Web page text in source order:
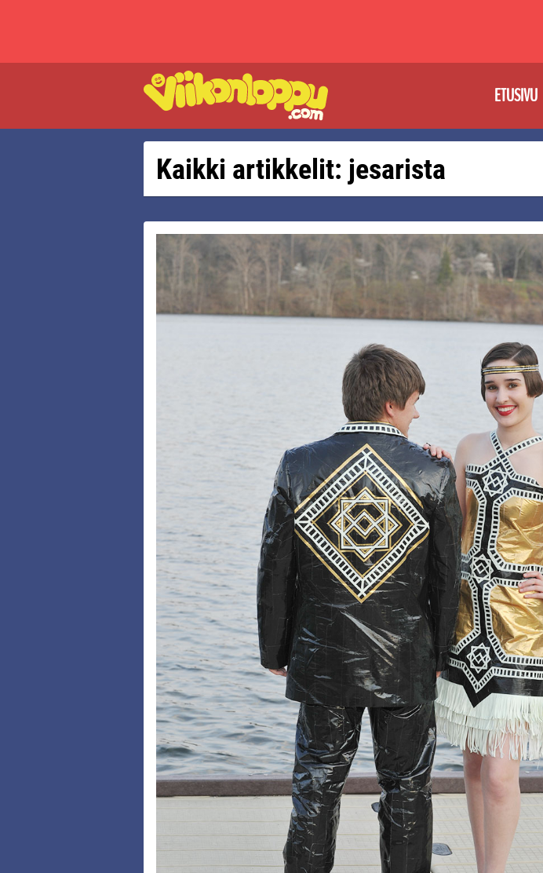
ETUSIVU
Kaikki artikkelit: jesarista